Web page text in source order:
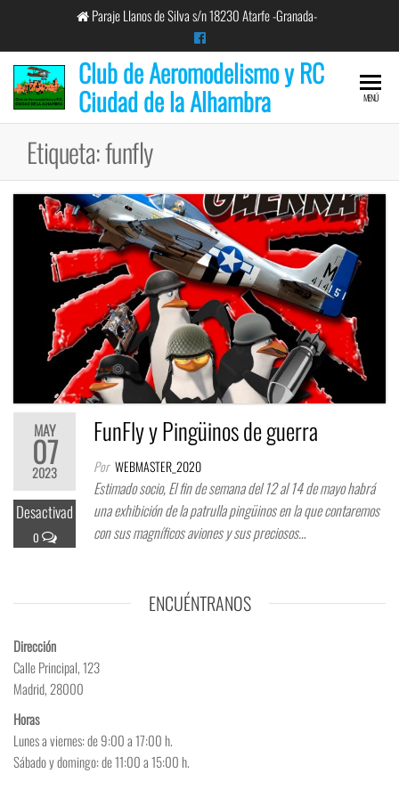
contenido
Paraje Llanos de Silva s/n 18230 Atarfe -Granada-
Club de Aeromodelismo y RC
Ciudad de la Alhambra MENÚ
Etiqueta:funfly
MAY
07
2023
Desactivad
o
FunFly y Pingüinos de guerra
Por WEBMASTER_2020
Estimado socio, El fin de semana del 12 al 14 de mayo habrá
una exhibición de la patrulla pingüinos en la que contaremos
con sus magníficos aviones y sus preciosos…
ENCUÉNTRANOS
Dirección
Calle Principal, 123
Madrid, 28000
Horas
Lunes a viernes: de 9:00 a 17:00 h.
Sábado y domingo: de 11:00 a 15:00 h.